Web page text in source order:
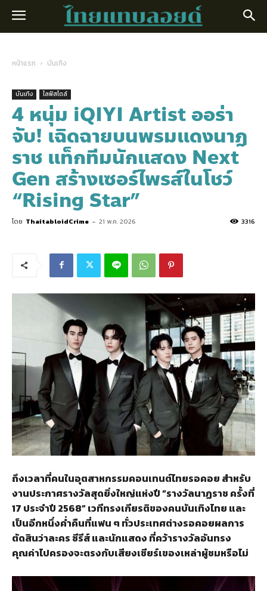
หน้าแรก บันเทิง
บันเทิง ไลฟ์สไตล์
4 หนุ่ม iQIYI Artist ออร่า
จับ! เฉิดฉายบนพรมแดงนาฏ
ราช แท็กทีมนักแสดง Next
Gen สร้างเซอร์ไพรส์ในโชว์
“Rising Star”
โดย ThaitabloidCrime - 21 พ.ค. 2026 3316
ถึงเวลาที่คนในอุตสาหกรรมคอนเทนต์ไทยรอคอย สำหรับ
งานประกาศรางวัลสุดยิ่งใหญ่แห่งปี “รางวัลนาฏราช ครั้งที่
17 ประจำปี 2568” เวทีทรงเกียรติของคนบันเทิงไทย และ
เป็นอีกหนึ่งค่ำคืนที่แฟน ๆ ทั่วประเทศต่างรอคอยผลการ
ตัดสินว่าละคร ซีรีส์ และนักแสดง ที่คว้ารางวัลอันทรง
คุณค่าไปครองจะตรงกับเสียงเชียร์เของเหล่าผู้ชมหรือไม่